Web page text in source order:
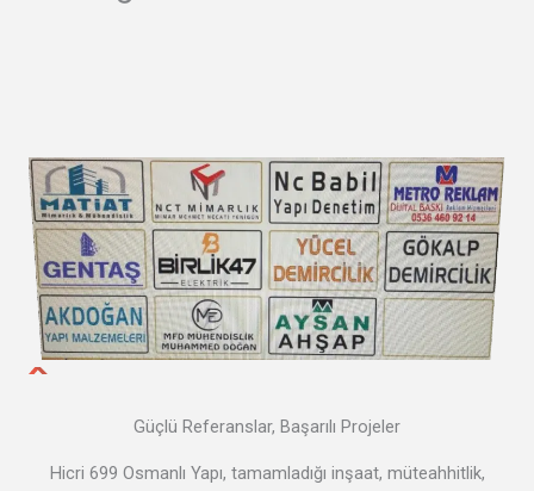
Güçlü Referanslar, Başarılı Projeler
Hicri 699 Osmanlı Yapı, tamamladığı inşaat, müteahhitlik,